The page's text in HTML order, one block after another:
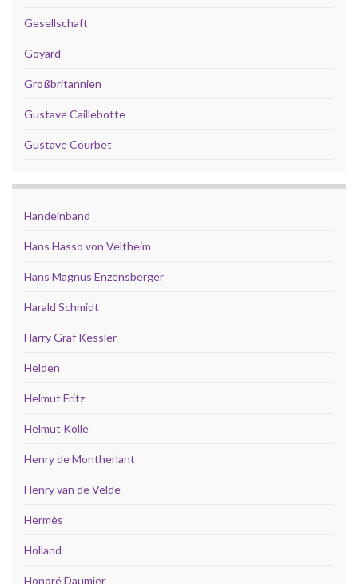
Gesellschaft
Goyard
Großbritannien
Gustave Caillebotte
Gustave Courbet
Handeinband
Hans Hasso von Veltheim
Hans Magnus Enzensberger
Harald Schmidt
Harry Graf Kessler
Helden
Helmut Fritz
Helmut Kolle
Henry de Montherlant
Henry van de Velde
Hermès
Holland
Honoré Daumier